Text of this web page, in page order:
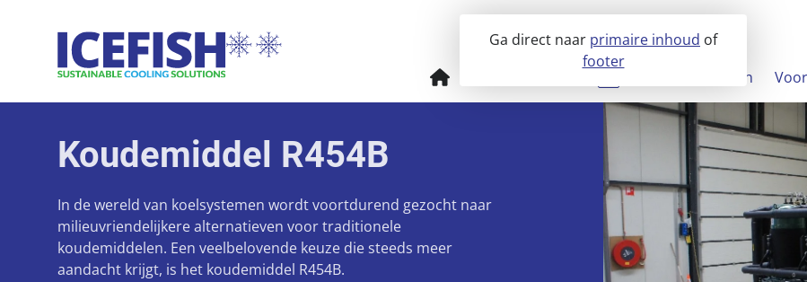
Ga direct naar primaire inhoud of
footer
Warmtepompen
Agrarische
VvE's
Koudemiddel R454B
In de wereld van koelsystemen wordt voortdurend gezocht naar
milieuvriendelijkere alternatieven voor traditionele
koudemiddelen. Een veelbelovende keuze die steeds meer
aandacht krijgt, is het koudemiddel R454B.